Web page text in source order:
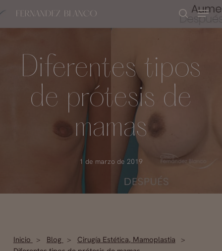
content
buscar
Menu
Diferentes tipos
de prótesis de
mamas
1 de marzo de 2019
Inicio Blog Cirugía Estética, Mamoplastia
Close